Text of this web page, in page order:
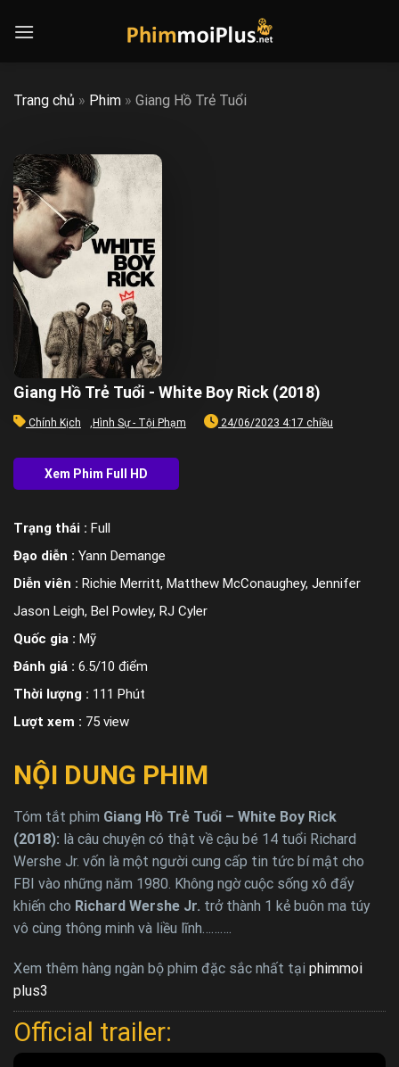
Trang chủ » Phim » Giang Hồ Trẻ Tuổi
Giang Hồ Trẻ Tuổi - White Boy Rick (2018)
Chính Kịch , Hình Sự - Tội Phạm 24/06/2023 4:17 chiều
Trạng thái : Full
Đạo diễn : Yann Demange
Diễn viên : Richie Merritt, Matthew McConaughey, Jennifer
Jason Leigh, Bel Powley, RJ Cyler
Quốc gia : Mỹ
Đánh giá : 6.5/10 điểm
Thời lượng : 111 Phút
Lượt xem : 75 view
NỘI DUNG PHIM
Tóm tắt phim Giang Hồ Trẻ Tuổi – White Boy Rick
(2018): là câu chuyện có thật về cậu bé 14 tuổi Richard
Wershe Jr. vốn là một người cung cấp tin tức bí mật cho
FBI vào những năm 1980. Không ngờ cuộc sống xô đẩy
khiến cho Richard Wershe Jr. trở thành 1 kẻ buôn ma túy
vô cùng thông minh và liều lĩnh……….
Xem thêm hàng ngàn bộ phim đặc sắc nhất tại phimmoi
plus3
Official trailer: